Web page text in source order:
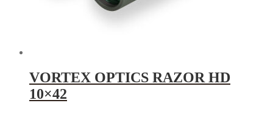
VORTEX OPTICS RAZOR HD
10×42